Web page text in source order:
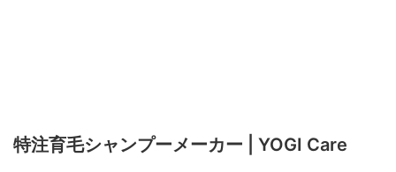
特注育毛シャンプーメーカー | YOGI Care